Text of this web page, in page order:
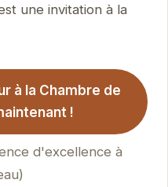
une invitation à la
à la Chambre de
!
d'excellence à